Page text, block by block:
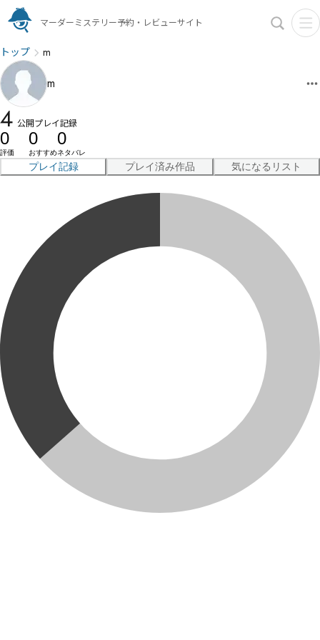
マーダーミステリー予約・レビューサイト
トップ m
m
4 公開プレイ記録
0
評価
0
おすすめ
0
ネタバレ
プレイ記録 プレイ済み作品 気になるリスト